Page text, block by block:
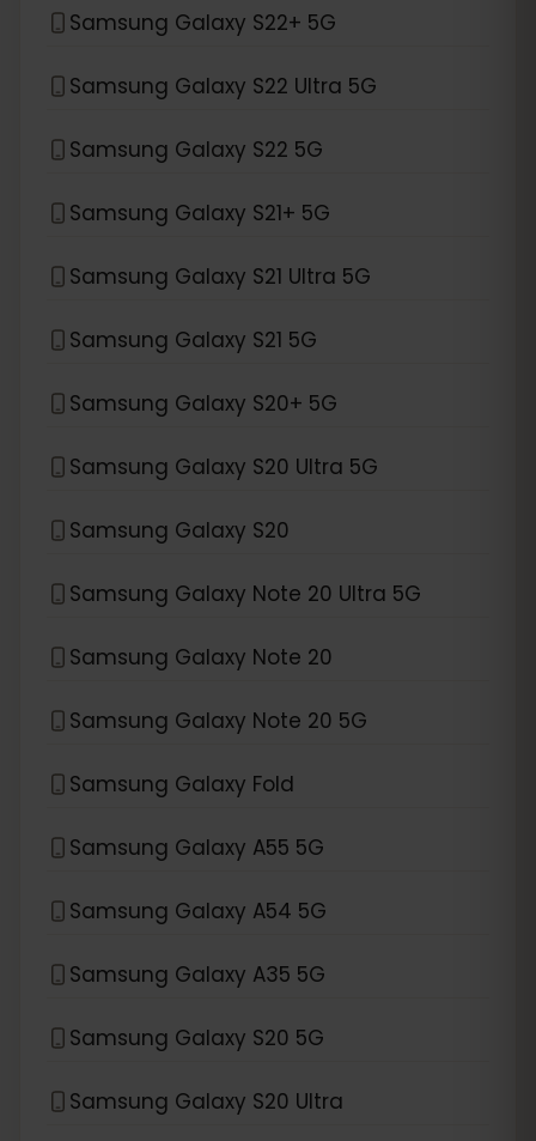
Samsung Galaxy S22+ 5G
Samsung Galaxy S22 Ultra 5G
Samsung Galaxy S22 5G
Samsung Galaxy S21+ 5G
Samsung Galaxy S21 Ultra 5G
Samsung Galaxy S21 5G
Samsung Galaxy S20+ 5G
Samsung Galaxy S20 Ultra 5G
Samsung Galaxy S20
Samsung Galaxy Note 20 Ultra 5G
Samsung Galaxy Note 20
Samsung Galaxy Note 20 5G
Samsung Galaxy Fold
Samsung Galaxy A55 5G
Samsung Galaxy A54 5G
Samsung Galaxy A35 5G
Samsung Galaxy S20 5G
Samsung Galaxy S20 Ultra